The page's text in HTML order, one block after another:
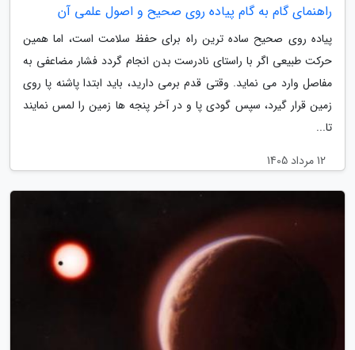
راهنمای گام به گام پیاده روی صحیح و اصول علمی آن
پیاده روی صحیح ساده ترین راه برای حفظ سلامت است، اما همین
حرکت طبیعی اگر با راستای نادرست بدن انجام گردد فشار مضاعفی به
مفاصل وارد می نماید. وقتی قدم برمی دارید، باید ابتدا پاشنه پا روی
زمین قرار گیرد، سپس گودی پا و در آخر پنجه ها زمین را لمس نمایند
تا...
12 مرداد 1405